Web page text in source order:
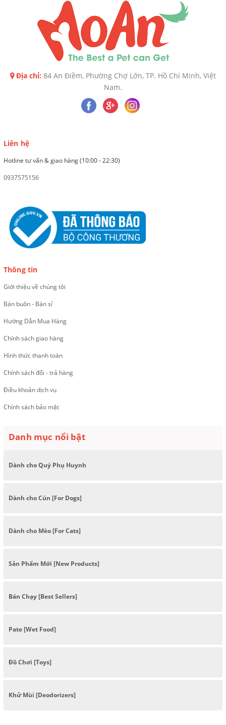
Địa chỉ: 84 An Điềm, Phường Chợ Lớn, TP. Hồ Chí Minh, Việt
Nam.
Liên hệ
Hotline tư vấn & giao hàng (10:00 - 22:30)
0937575156
Thông tin
Giới thiệu về chúng tôi
Bán buôn - Bán sỉ
Hướng Dẫn Mua Hàng
Chính sách giao hàng
Hình thức thanh toán
Chính sách đổi - trả hàng
Điều khoản dịch vụ
Chính sách bảo mật
Danh mục nổi bật
Dành cho Quý Phụ Huynh
Dành cho Cún [For Dogs]
Dành cho Mèo [For Cats]
Sản Phẩm Mới [New Products]
Bán Chạy [Best Sellers]
Pate [Wet Food]
Đồ Chơi [Toys]
Khử Mùi [Deodorizers]